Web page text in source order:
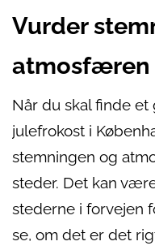
Vurder
atmosfæren
Når du skal finde
julefrokost i
stemningen og
steder. Det kan
stederne i forvejen
se, om det er det